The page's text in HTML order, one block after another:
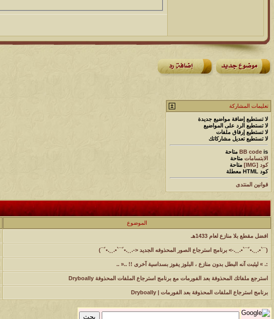
تعليمات المشاركة
لا تستطيع إضافة مواضيع جديدة
لا تستطيع الرد على المواضيع
لا تستطيع إرفاق ملفات
لا تستطيع تعديل مشاركاتك
BB code is
متاحة
الابتسامات متاحة
كود [IMG]
متاحة
كود HTML
معطلة
قوانين المنتدى
الموضوع
افضل مقطع بلا منازع لعام 1433هـ
(¯`•.¸¸.•´¯`•.¸¸.-> برنامج استرجاع الصور المحذوفه الجديد <-.¸¸.•´¯`•.¸¸.•´¯)
:. » ليثبت آنه البطل بدون منازع ، البلوز يفوز بسداسية آخرى !! ..« ..
استرجع ملفاتك المحذوفة بعد الفورمات مع برنامج استرجاع الملفات المحذوفة Dryboally
برنامج استرجاع الملفات المحذوفة بعد الفورمات | Dryboally